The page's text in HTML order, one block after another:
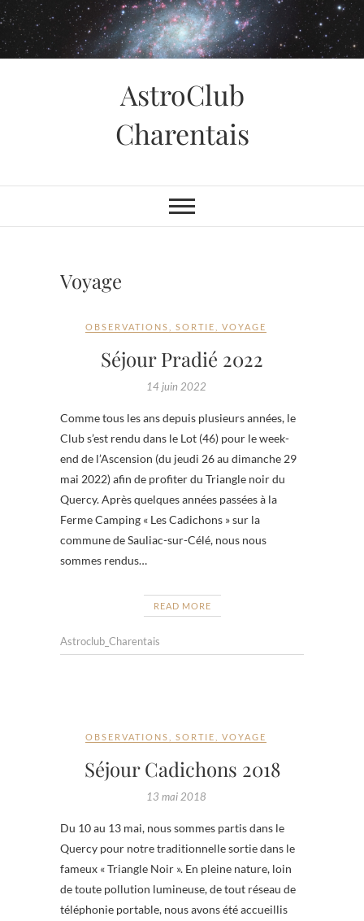
Skip
to
content
AstroClub
Charentais
Voyage
OBSERVATIONS SORTIE VOYAGE
Séjour Pradié 2022
14 juin 2022
Comme tous les ans depuis plusieurs années, le
Club s’est rendu dans le Lot (46) pour le week-
end de l’Ascension (du jeudi 26 au dimanche 29
mai 2022) afin de profiter du Triangle noir du
Quercy. Après quelques années passées à la
Ferme Camping « Les Cadichons » sur la
commune de Sauliac-sur-Célé, nous nous
sommes rendus…
READ MORE
Astroclub_Charentais
OBSERVATIONS SORTIE VOYAGE
Séjour Cadichons 2018
13 mai 2018
Du 10 au 13 mai, nous sommes partis dans le
Quercy pour notre traditionnelle sortie dans le
fameux « Triangle Noir ». En pleine nature, loin
de toute pollution lumineuse, de tout réseau de
téléphonie portable, nous avons été accueillis